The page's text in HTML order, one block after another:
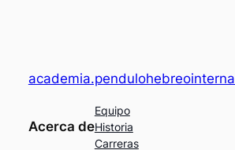
Acerca de
Equipo
Historia
Carreras